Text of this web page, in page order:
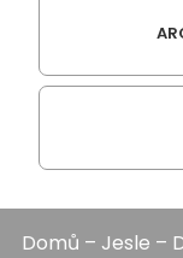
Domů – Jesle –